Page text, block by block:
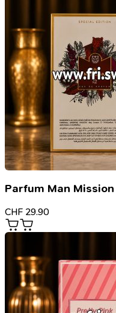
Parfum Man Mission
CHF 29.90